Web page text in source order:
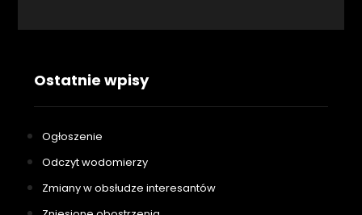
Ostatnie wpisy
Ogłoszenie
Odczyt wodomierzy
Zmiany w obsłudze interesantów